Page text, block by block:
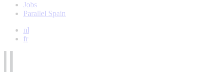
Jobs
Parallel Spain
nl
fr